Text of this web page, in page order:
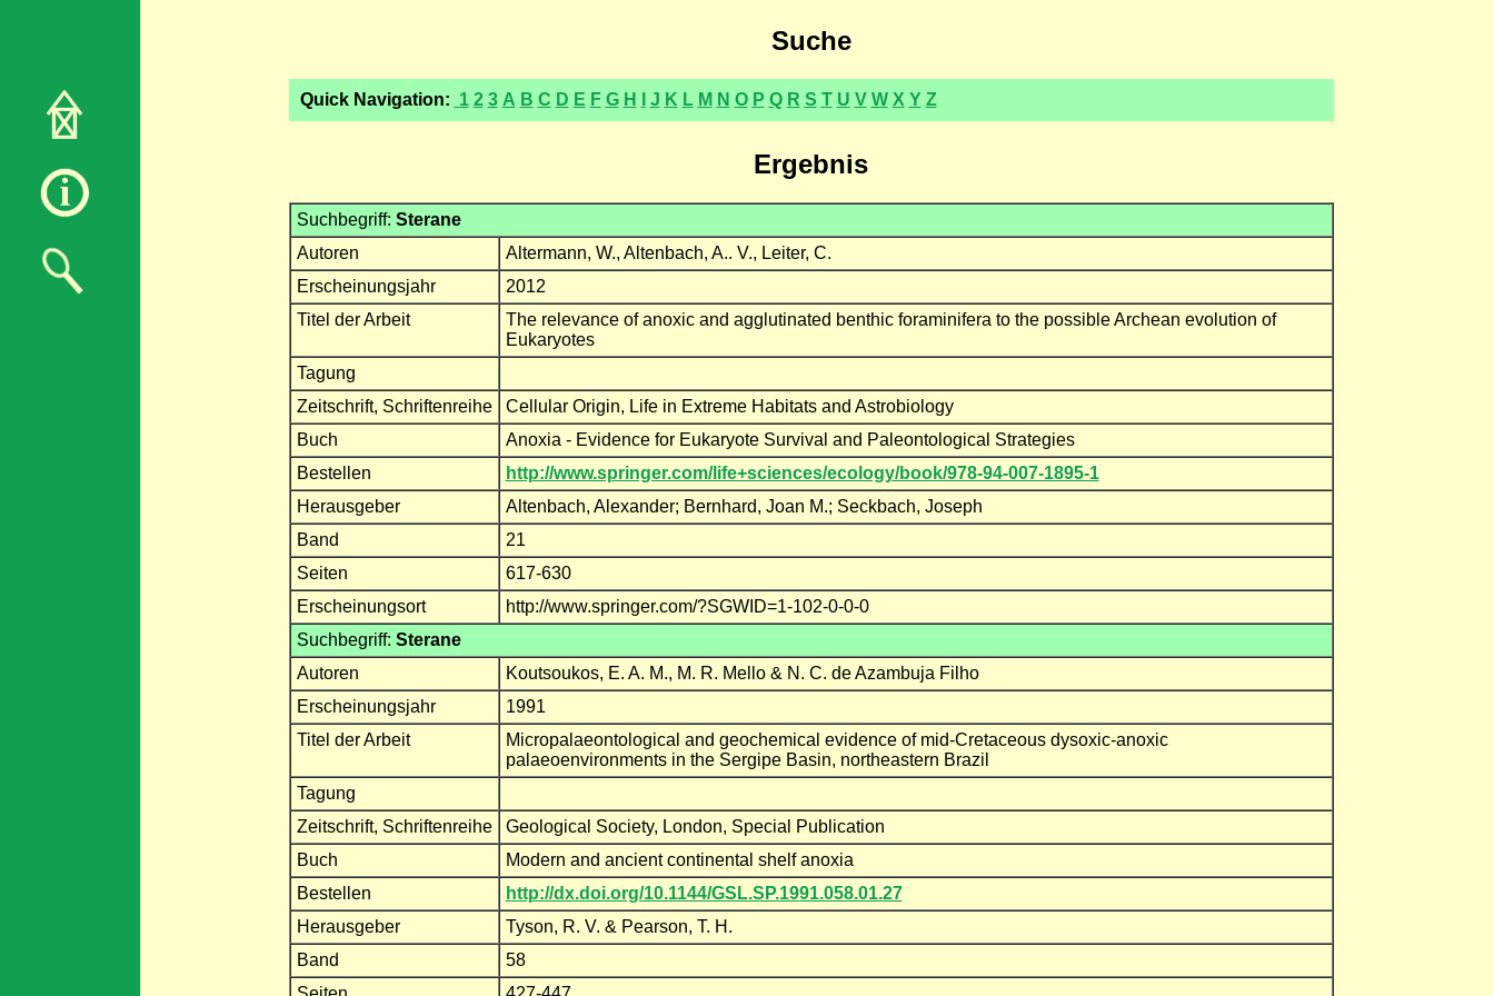
Suche
Quick Navigation: 1 2 3 A B C D E F G H J K L M N O P Q R S T U V W X Y Z
Ergebnis
Suchbegriff: Sterane
Autoren
Altermann, W., Altenbach, A.. V., Leiter, C.
Erscheinungsjahr
2012
Titel der Arbeit
The relevance of anoxic and agglutinated benthic foraminifera to the possible Archean evolution of
Eukaryotes
Tagung
Zeitschrift, Schriftenreihe
Cellular Origin, Life in Extreme Habitats and Astrobiology
Buch
Anoxia - Evidence for Eukaryote Survival and Paleontological Strategies
Bestellen
http://www.springer.com/life+sciences/ecology/book/978-94-007-1895-1
Herausgeber
Altenbach, Alexander; Bernhard, Joan M.; Seckbach, Joseph
Band
21
Seiten
617-630
Erscheinungsort
http://www.springer.com/?SGWID=1-102-0-0-0
Suchbegriff: Sterane
Autoren
Koutsoukos, E. A. M., M. R. Mello & N. C. de Azambuja Filho
Erscheinungsjahr
1991
Titel der Arbeit
Micropalaeontological and geochemical evidence of mid-Cretaceous dysoxic-anoxic
palaeoenvironments in the Sergipe Basin, northeastern Brazil
Tagung
Zeitschrift, Schriftenreihe
Geological Society, London, Special Publication
Buch
Modern and ancient continental shelf anoxia
Bestellen
http://dx.doi.org/10.1144/GSL.SP.1991.058.01.27
Herausgeber
Tyson, R. V. & Pearson, T. H.
Band
58